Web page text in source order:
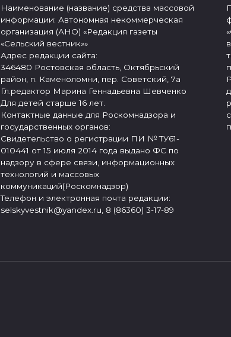
Наименование (название) средства массовой
информации: Автономная некоммерческая
организация (АНО) «Редакция газеты
«Сельский вестник»»
Адрес редакции сайта:
346480 Ростовская область, Октябрьский
район, п. Каменоломни, пер. Советский, 7а
Гл.редактор Марина Геннадьевна Шевченко
Для детей старше 16 лет.
Контактные данные для Роскомнадзора и
государственных органов:
Свидетельство о регистрации ПИ № ТУ61-
010441 от 15 июля 2014 года выдано ФС по
надзору в сфере связи, информационных
технологий и массовых
коммуникаций(Роскомнадзор)
Телефон и электронная почта редакции:
selskyvestnik@yandex.ru, 8 (86360) 3-17-89